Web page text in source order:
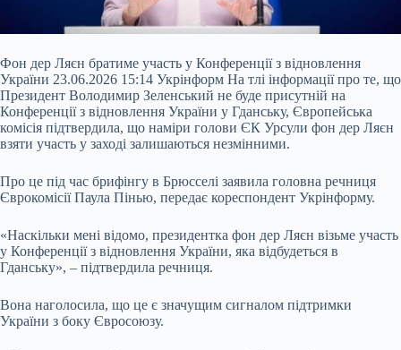
Фон дер Ляєн братиме участь у Конференції з відновлення
України 23.06.2026 15:14 Укрінформ На тлі інформації про те, що
Президент Володимир Зеленський не буде присутній на
Конференції з відновлення України у Гданську, Європейська
комісія підтвердила, що наміри голови ЄК Урсули фон дер Ляєн
взяти участь у заході залишаються незмінними.
Про це під час брифінгу в Брюсселі заявила головна речниця
Єврокомісії Паула Пінью, передає кореспондент Укрінформу.
«Наскільки мені відомо, президентка фон дер Ляєн візьме участь
у Конференції з відновлення України, яка відбудеться в
Гданську», – підтвердила речниця.
Вона наголосила, що це є значущим сигналом підтримки
України з боку Євросоюзу.